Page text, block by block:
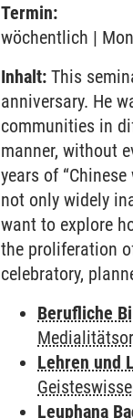
Termin:
wöchentlich |
Inhalt: This
anniversary. He
communities in
manner, without
years of
not only widely
want to explore
the proliferation
celebratory,
Berufliche
Lehren und
Leuphana